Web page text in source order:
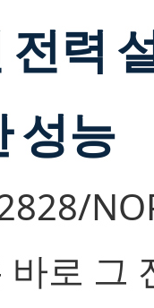
력
성능
로 그